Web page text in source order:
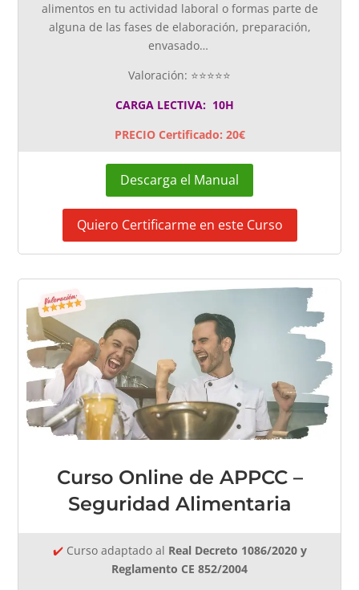
alimentos en tu actividad laboral o formas parte de
alguna de las fases de elaboración, preparación,
envasado…
Valoración: ⭐⭐⭐⭐⭐
CARGA LECTIVA: 10H
PRECIO Certificado: 20€
Descarga el Manual
Quiero Certificarme en este Curso
Curso Online de APPCC –
Seguridad Alimentaria
✔️Curso adaptado al Real Decreto 1086/2020 y
Reglamento CE 852/2004